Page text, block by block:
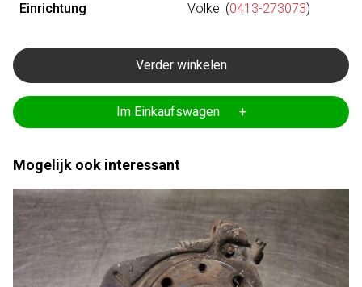
Einrichtung
Volkel (0413-273073)
Verder winkelen
Im Einkaufswagen +
Mogelijk ook interessant